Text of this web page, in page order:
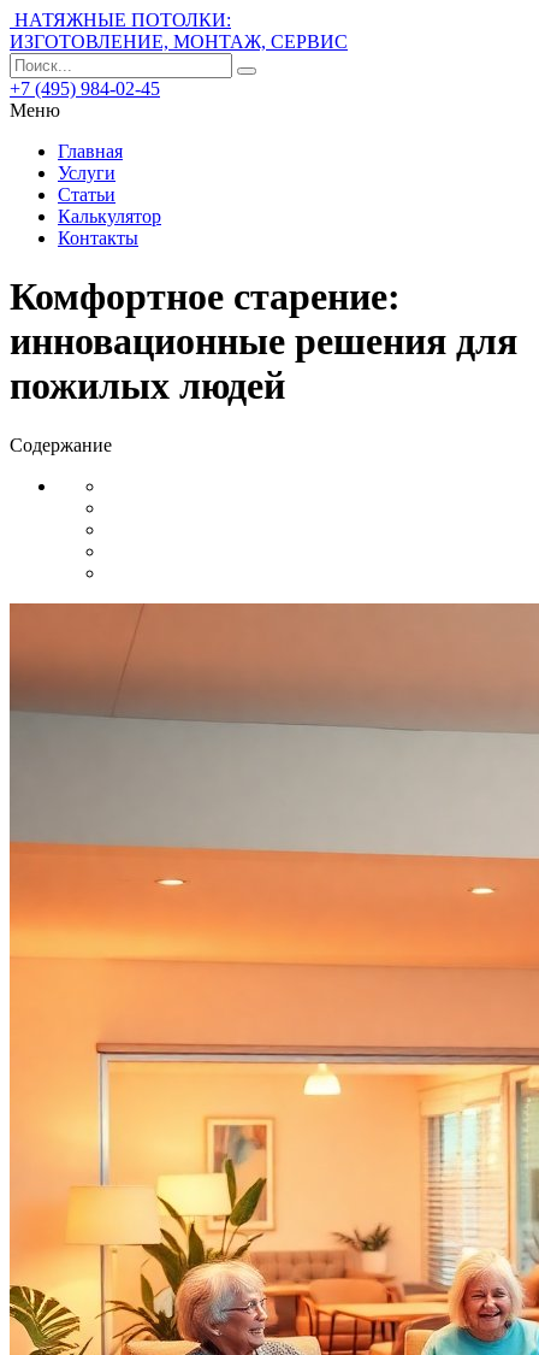
НАТЯЖНЫЕ ПОТОЛКИ:
ИЗГОТОВЛЕНИЕ, МОНТАЖ, СЕРВИС
+7 (495) 984-02-45
Меню
Главная
Услуги
Статьи
Калькулятор
Контакты
Комфортное старение:
инновационные решения для
пожилых людей
Содержание